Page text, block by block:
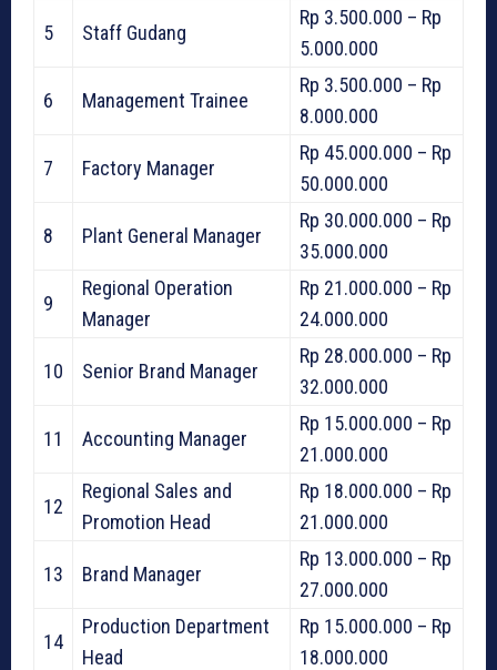
5 Staff Gudang
Rp 3.500.000 – Rp
5.000.000
6 Management Trainee
Rp 3.500.000 – Rp
8.000.000
7 Factory Manager
Rp 45.000.000 – Rp
50.000.000
8 Plant General Manager
Rp 30.000.000 – Rp
35.000.000
9
Regional Operation
Manager
Rp 21.000.000 – Rp
24.000.000
10 Senior Brand Manager
Rp 28.000.000 – Rp
32.000.000
11 Accounting Manager
Rp 15.000.000 – Rp
21.000.000
12
Regional Sales and
Promotion Head
Rp 18.000.000 – Rp
21.000.000
13 Brand Manager
Rp 13.000.000 – Rp
27.000.000
14
Production Department
Head
Rp 15.000.000 – Rp
18.000.000